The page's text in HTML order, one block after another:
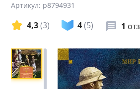
Артикул: p8794931
4,3(3) 4(5) 1